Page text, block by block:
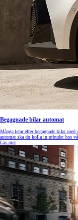
Begagnade bilar automat
Många letar efter begagnade bilar
automat ska du kolla in utbudet hos
Läs mer